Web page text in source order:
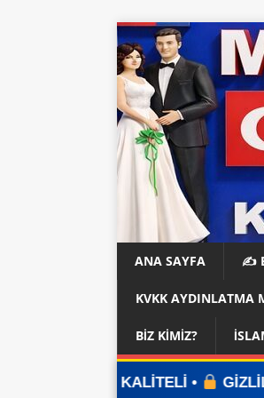
ANA SAYFA ✍️
KVKK AYDINLATMA
BIZ KIMIZ?
GİZLİLİK ESASTIR •